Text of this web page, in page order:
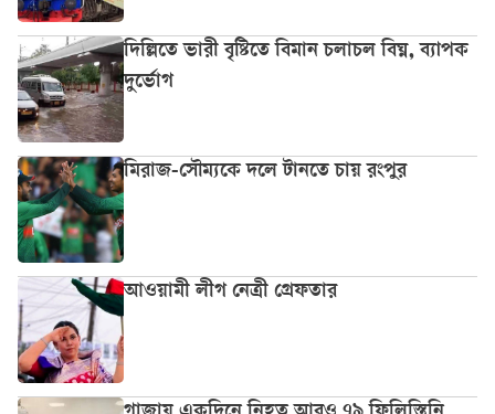
দিল্লিতে ভারী বৃষ্টিতে বিমান চলাচল বিঘ্ন, ব্যাপক
দুর্ভোগ
মিরাজ-সৌম্যকে দলে টানতে চায় রংপুর
আওয়ামী লীগ নেত্রী গ্রেফতার